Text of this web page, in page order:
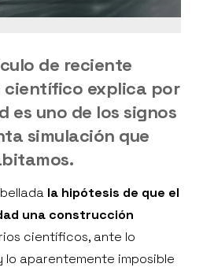
de reciente
científico explica por
es uno de los signos
simulación que
la hipótesis de que el
una construcción
científicos, ante lo
lo aparentemente imposible